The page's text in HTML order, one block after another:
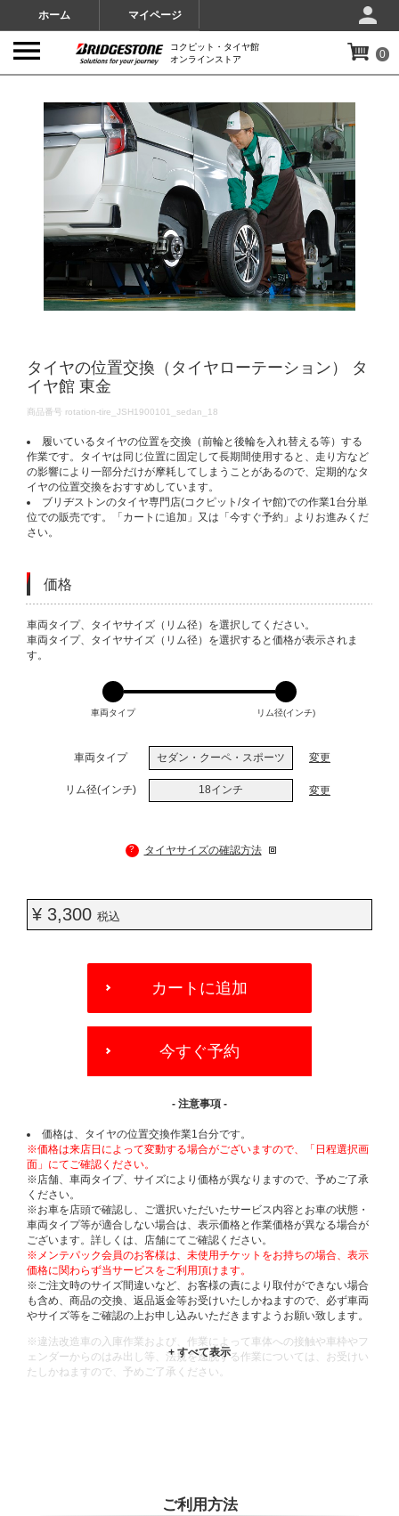
ホーム マイページ
コクピット・タイヤ館
オンラインストア
0
タイヤの位置交換（タイヤローテーション） タ
イヤ館 東金
DETAILS
商品番号 rotation-tire_JSH1900101_sedan_18
履いているタイヤの位置を交換（前輪と後輪を入れ替える等）する
作業です。タイヤは同じ位置に固定して長期間使用すると、走り方など
の影響により一部分だけが摩耗してしまうことがあるので、定期的なタ
イヤの位置交換をおすすめしています。
ブリヂストンのタイヤ専門店(コクピット/タイヤ館)での作業1台分単
位での販売です。「カートに追加」又は「今すぐ予約」よりお進みくだ
さい。
価格
VARIATIONS
車両タイプ、タイヤサイズ（リム径）を選択してください。
車両タイプ、タイヤサイズ（リム径）を選択すると価格が表示されま
す。
車両タイプ リム径(インチ)
車両タイプ セダン・クーペ・スポーツ 変更
リム径(インチ) 18インチ 変更
? タイヤサイズの確認方法
¥ 3,300 税込
OPTIONS
カートに追加
今すぐ予約
- 注意事項 -
価格は、タイヤの位置交換作業1台分です。
※価格は来店日によって変動する場合がございますので、「日程選択画
面」にてご確認ください。
※店舗、車両タイプ、サイズにより価格が異なりますので、予めご了承
ください。
※お車を店頭で確認し、ご選択いただいたサービス内容とお車の状態・
車両タイプ等が適合しない場合は、表示価格と作業価格が異なる場合が
ございます。詳しくは、店舗にてご確認ください。
※メンテパック会員のお客様は、未使用チケットをお持ちの場合、表示
価格に関わらず当サービスをご利用頂けます。
※ご注文時のサイズ間違いなど、お客様の責により取付ができない場合
も含め、商品の交換、返品返金等お受けいたしかねますので、必ず車両
やサイズ等をご確認の上お申し込みいただきますようお願い致します。
※違法改造車の入庫作業および、作業によって車体への接触や車枠やフ
ェンダーからのはみ出し等、法規を逸脱する作業については、お受けい
たしかねますので、予めご了承ください。
ご利用方法